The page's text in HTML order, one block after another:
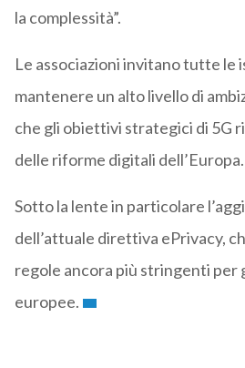
la complessità”.
Le associazioni invitano tutte le
mantenere un alto livello di
che gli obiettivi strategici di 5G
delle riforme digitali dell’Europa.
Sotto la lente in particolare
dell’attuale direttiva ePrivacy,
regole ancora più stringenti per
europee.